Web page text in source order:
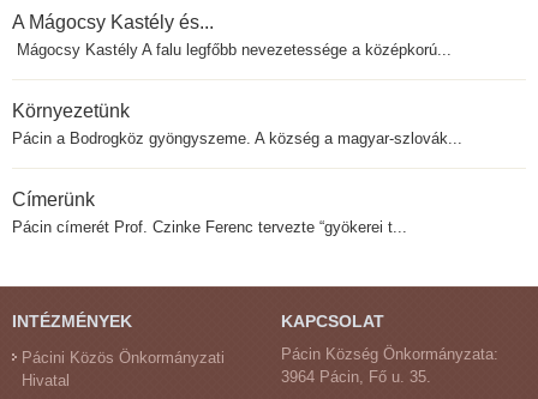
A Mágocsy Kastély és...
Mágocsy Kastély A falu legfőbb nevezetessége a középkorú...
Környezetünk
Pácin a Bodrogköz gyöngyszeme. A község a magyar-szlovák...
Címerünk
Pácin címerét Prof. Czinke Ferenc tervezte “gyökerei t...
INTÉZMÉNYEK
Pácini Közös Önkormányzati
Hivatal
KAPCSOLAT
Pácin Község Önkormányzata:
3964 Pácin, Fő u. 35.